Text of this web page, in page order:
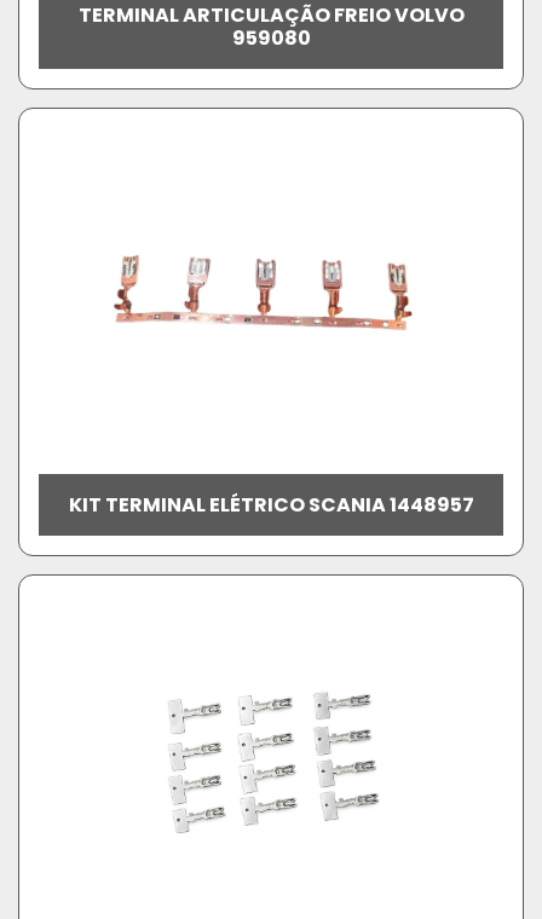
TERMINAL ARTICULAÇÃO FREIO VOLVO
959080
KIT TERMINAL ELÉTRICO SCANIA 1448957